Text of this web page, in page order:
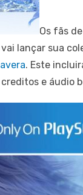
Os fãs de
lançar sua
. Este
creditos e áudio